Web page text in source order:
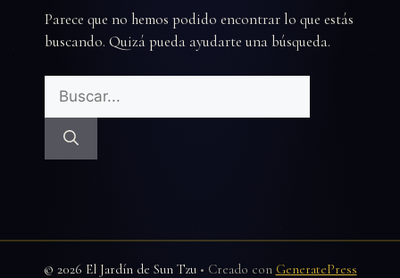
Parece que no hemos podido encontrar lo que estás
buscando. Quizá pueda ayudarte una búsqueda.
Buscar:
© 2026 El Jardín de Sun Tzu• Creado con GeneratePress